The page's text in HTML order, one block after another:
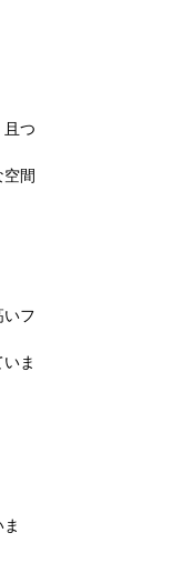
且つ
空間
いフ
ま